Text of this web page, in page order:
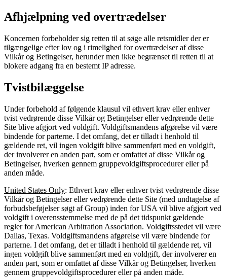
Afhjælpning ved overtrædelser
Koncernen forbeholder sig retten til at søge alle retsmidler der er
tilgængelige efter lov og i rimelighed for overtrædelser af disse
Vilkår og Betingelser, herunder men ikke begrænset til retten til at
blokere adgang fra en bestemt IP adresse.
Tvistbilæggelse
Under forbehold af følgende klausul vil ethvert krav eller enhver
tvist vedrørende disse Vilkår og Betingelser eller vedrørende dette
Site blive afgjort ved voldgift. Voldgiftsmandens afgørelse vil være
bindende for parterne. I det omfang, det er tilladt i henhold til
gældende ret, vil ingen voldgift blive sammenført med en voldgift,
der involverer en anden part, som er omfattet af disse Vilkår og
Betingelser, hverken gennem gruppevoldgiftsprocedurer eller på
anden måde.
United States Only: Ethvert krav eller enhver tvist vedrørende disse
Vilkår og Betingelser eller vedrørende dette Site (med undtagelse af
forbudsbeføjelser søgt af Group) inden for USA vil blive afgjort ved
voldgift i overensstemmelse med de på det tidspunkt gældende
regler for American Arbitration Association. Voldgiftsstedet vil være
Dallas, Texas. Voldgiftsmandens afgørelse vil være bindende for
parterne. I det omfang, det er tilladt i henhold til gældende ret, vil
ingen voldgift blive sammenført med en voldgift, der involverer en
anden part, som er omfattet af disse Vilkår og Betingelser, hverken
gennem gruppevoldgiftsprocedurer eller på anden måde.